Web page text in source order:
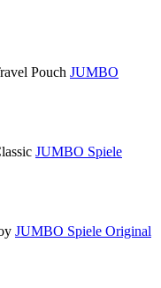
JUMBO
JUMBO Spiele
JUMBO Spiele Original